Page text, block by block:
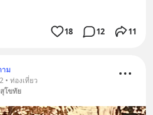
18 12 11
าม
• ท่องเที่ยว
โขทัย